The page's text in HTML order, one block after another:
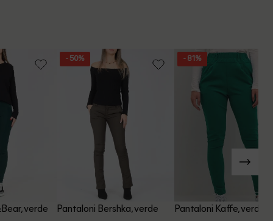
verde
- 50%
Pantaloni Bershka, verde
- 81%
Pantaloni Kaffe, verde